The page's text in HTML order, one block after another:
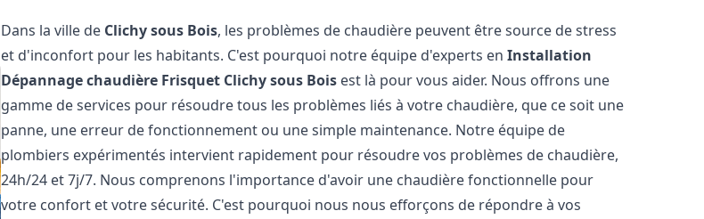
Dans la ville de Clichy sous Bois, les problèmes de chaudière peuvent être source de stress
et d'inconfort pour les habitants. C'est pourquoi notre équipe d'experts enInstallation
Dépannage chaudière Frisquet Clichy sous Bois est là pour vous aider. Nous offrons une
gamme de services pour résoudre tous les problèmes liés à votre chaudière, que ce soit une
panne, une erreur de fonctionnement ou une simple maintenance. Notre équipe de
plombiers expérimentés intervient rapidement pour résoudre vos problèmes de chaudière,
24h/24 et 7j/7. Nous comprenons l'importance d'avoir une chaudière fonctionnelle pour
votre confort et votre sécurité. C'est pourquoi nous nous efforçons de répondre à vos